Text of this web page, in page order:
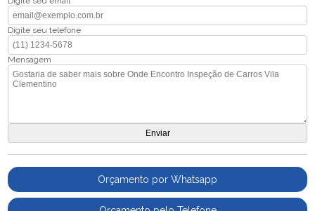
Digite seu telefone
Mensagem
Orçamento por Whatsapp